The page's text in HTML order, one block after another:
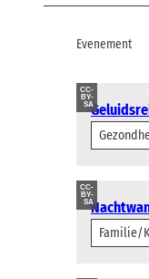
Evenement
CC-
BY-
SA
CC-
BY-
SA
Familie/